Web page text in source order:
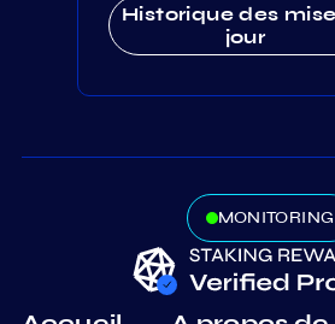
Historique des
jour
MONITORING